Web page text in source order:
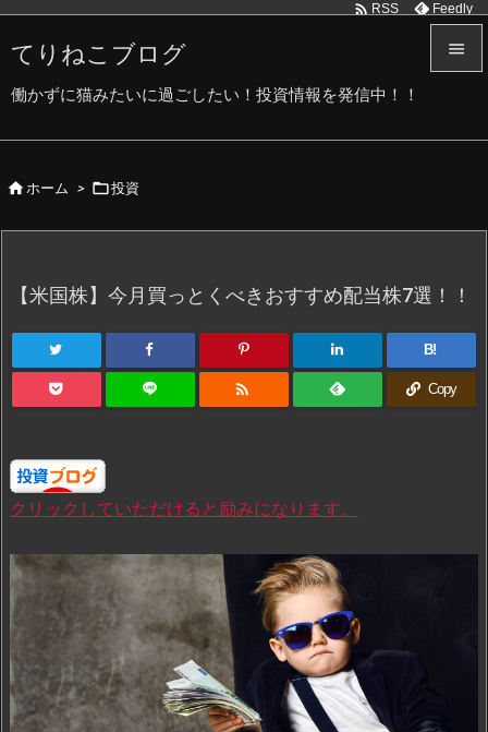
てりねこブログ
働かずに猫みたいに過ごしたい！投資情報を発信中！！

前へ
次へ
 RSS Feedly
ホーム > 投資
【米国株】今月買っとくべきおすすめ配当株7選！！
B!
 Copy
クリックしていただけると励みになります。